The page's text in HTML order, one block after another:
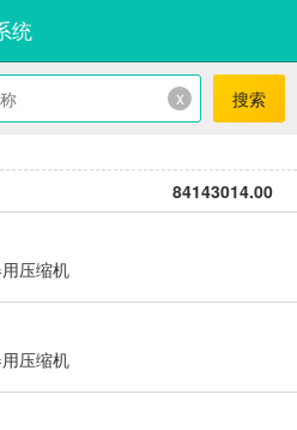
统
x 搜索
84143014.00
压缩机
压缩机